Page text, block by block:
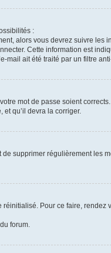
:
alors vous devrez suivre
Cette information est
ait été traité par un filtre
mot de passe soient
qu’il devra la corriger.
supprimer régulièrement
Pour ce faire,
forum.